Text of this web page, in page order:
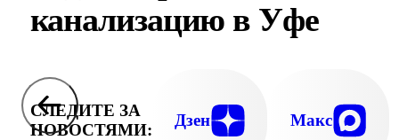
канализацию в Уфе
СЛЕДИТЕ ЗА
НОВОСТЯМИ:
Дзен Макс